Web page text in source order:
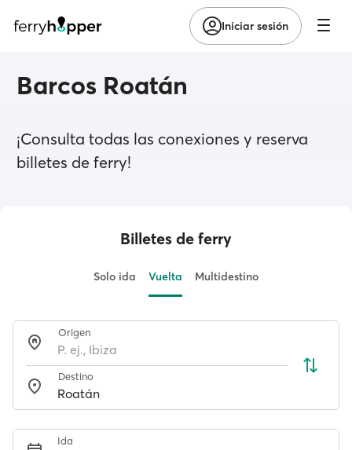
Iniciar sesión
Barcos Roatán
¡Consulta todas las conexiones y reserva
billetes de ferry!
Billetes de ferry
Solo ida Vuelta Multidestino
Origen
Destino
Ida